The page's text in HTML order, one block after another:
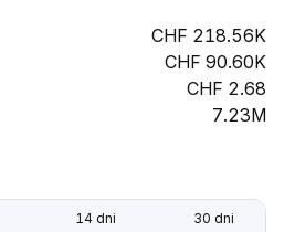
218.56K
90.60K
2.68
7.23M
14 dni 30 dni